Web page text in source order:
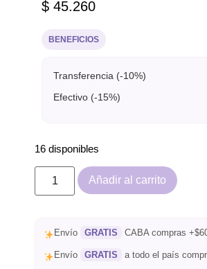
$ 45.260
BENEFICIOS
Transferencia (-10%)
Efectivo (-15%)
16 disponibles
Añadir al carrito
Envío GRATIS CABA compras
Envío GRATIS a todo el país